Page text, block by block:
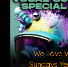
We Love
Sundays